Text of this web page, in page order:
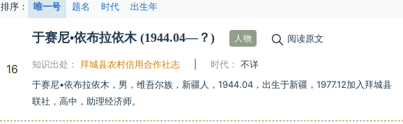
排序： 唯一号 题名 时代 出生年
16
于赛尼•依布拉依木(1944.04—？) 人物 阅读原文
知识出处： 拜城县农村信用合作社志 时代：
不详
于赛尼•依布拉依木，男，维吾尔族，新疆人，1944.04，出生于新疆，1977.12加入拜城县
联社，高中，助理经济师。